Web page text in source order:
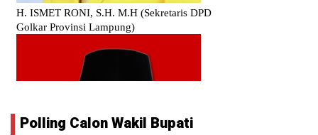
Polling Calon Wakil Bupati